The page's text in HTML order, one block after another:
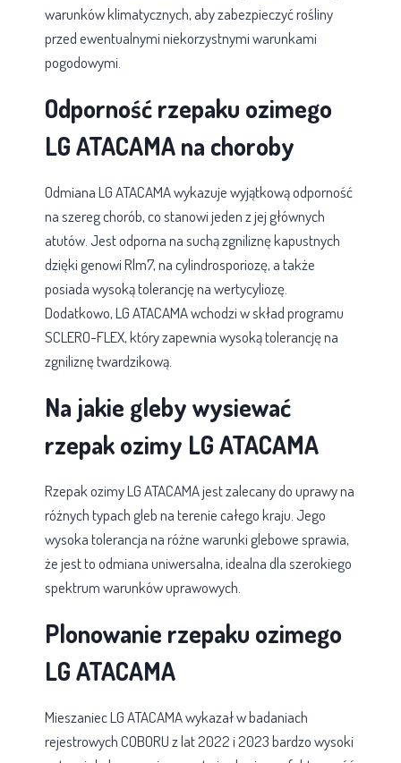
warunków klimatycznych, aby zabezpieczyć rośliny
przed ewentualnymi niekorzystnymi warunkami
pogodowymi.
Odporność rzepaku ozimego
LG ATACAMA na choroby
Odmiana LG ATACAMA wykazuje wyjątkową odporność
na szereg chorób, co stanowi jeden z jej głównych
atutów. Jest odporna na suchą zgniliznę kapustnych
dzięki genowi Rlm7, na cylindrosporiozę, a także
posiada wysoką tolerancję na wertycyliozę.
Dodatkowo, LG ATACAMA wchodzi w skład programu
SCLERO-FLEX, który zapewnia wysoką tolerancję na
zgniliznę twardzikową.
Na jakie gleby wysiewać
rzepak ozimy LG ATACAMA
Rzepak ozimy LG ATACAMA jest zalecany do uprawy na
różnych typach gleb na terenie całego kraju. Jego
wysoka tolerancja na różne warunki glebowe sprawia,
że jest to odmiana uniwersalna, idealna dla szerokiego
spektrum warunków uprawowych.
Plonowanie rzepaku ozimego
LG ATACAMA
Mieszaniec LG ATACAMA wykazał w badaniach
rejestrowych COBORU z lat 2022 i 2023 bardzo wysoki